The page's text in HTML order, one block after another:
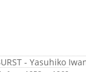
- Yasuhiko